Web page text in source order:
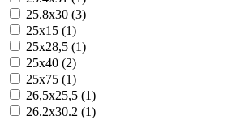
25.8x30 (3)
25x15 (1)
25x28,5 (1)
25x40 (2)
25x75 (1)
26,5x25,5 (1)
26.2x30.2 (1)